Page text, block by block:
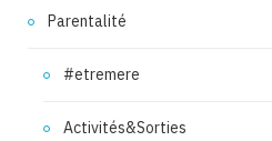
Parentalité
#etremere
Activités&Sorties